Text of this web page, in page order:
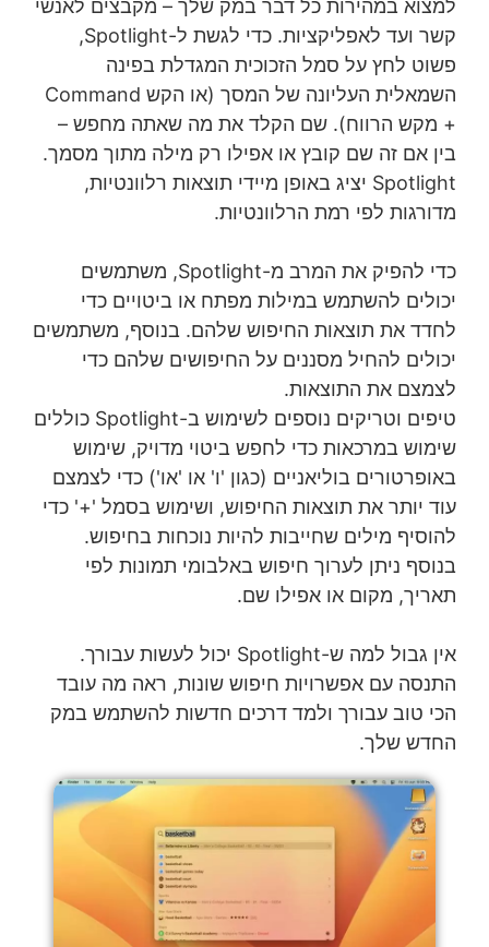
למצוא במהירות כל דבר במק שלך – מקבצים לאנשי
קשר ועד לאפליקציות. כדי לגשת ל-Spotlight,
פשוט לחץ על סמל הזכוכית המגדלת בפינה
השמאלית העליונה של המסך (או הקש Command
+ מקש הרווח). שם הקלד את מה שאתה מחפש –
בין אם זה שם קובץ או אפילו רק מילה מתוך מסמך.
Spotlight יציג באופן מיידי תוצאות רלוונטיות,
מדורגות לפי רמת הרלוונטיות.
כדי להפיק את המרב מ-Spotlight, משתמשים
יכולים להשתמש במילות מפתח או ביטויים כדי
לחדד את תוצאות החיפוש שלהם. בנוסף, משתמשים
יכולים להחיל מסננים על החיפושים שלהם כדי
לצמצם את התוצאות.
טיפים וטריקים נוספים לשימוש ב-Spotlight כוללים
שימוש במרכאות כדי לחפש ביטוי מדויק, שימוש
באופרטורים בוליאניים (כגון 'ו' או 'או') כדי לצמצם
עוד יותר את תוצאות החיפוש, ושימוש בסמל '+' כדי
להוסיף מילים שחייבות להיות נוכחות בחיפוש.
בנוסף ניתן לערוך חיפוש באלבומי תמונות לפי
תאריך, מקום או אפילו שם.
אין גבול למה ש-Spotlight יכול לעשות עבורך.
התנסה עם אפשרויות חיפוש שונות, ראה מה עובד
הכי טוב עבורך ולמד דרכים חדשות להשתמש במק
החדש שלך.